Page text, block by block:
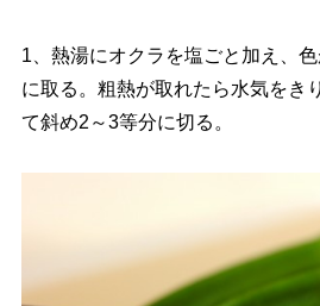
1、熱湯にオクラを塩ごと加え、
に取る。粗熱が取れたら水気をき
て斜め2～3等分に切る。